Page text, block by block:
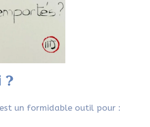
?
un formidable outil pour :